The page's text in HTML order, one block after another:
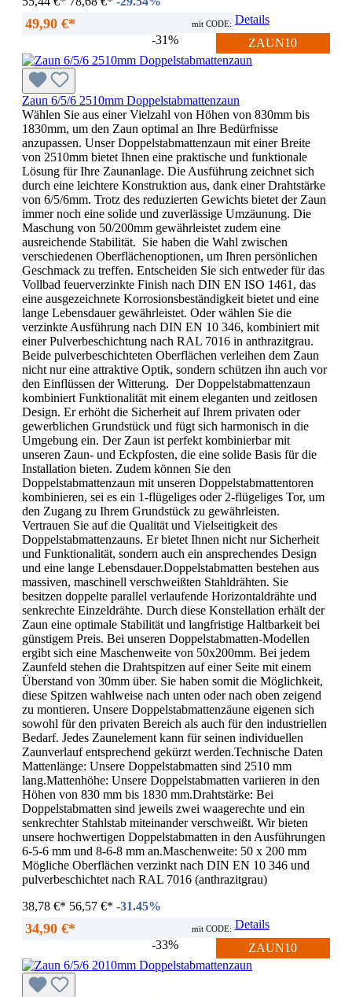
49,90 €* mit CODE:
ZAUN10
Details
-31%
Zaun 6/5/6 2510mm Doppelstabmattenzaun
Wählen Sie aus einer Vielzahl von Höhen von 830mm bis
1830mm, um den Zaun optimal an Ihre Bedürfnisse
anzupassen. Unser Doppelstabmattenzaun mit einer Breite
von 2510mm bietet Ihnen eine praktische und funktionale
Lösung für Ihre Zaunanlage. Die Ausführung zeichnet sich
durch eine leichtere Konstruktion aus, dank einer Drahtstärke
von 6/5/6mm. Trotz des reduzierten Gewichts bietet der Zaun
immer noch eine solide und zuverlässige Umzäunung. Die
Maschung von 50/200mm gewährleistet zudem eine
ausreichende Stabilität. Sie haben die Wahl zwischen
verschiedenen Oberflächenoptionen, um Ihren persönlichen
Geschmack zu treffen. Entscheiden Sie sich entweder für das
Vollbad feuerverzinkte Finish nach DIN EN ISO 1461, das
eine ausgezeichnete Korrosionsbeständigkeit bietet und eine
lange Lebensdauer gewährleistet. Oder wählen Sie die
verzinkte Ausführung nach DIN EN 10 346, kombiniert mit
einer Pulverbeschichtung nach RAL 7016 in anthrazitgrau.
Beide pulverbeschichteten Oberflächen verleihen dem Zaun
nicht nur eine attraktive Optik, sondern schützen ihn auch vor
den Einflüssen der Witterung. Der Doppelstabmattenzaun
kombiniert Funktionalität mit einem eleganten und zeitlosen
Design. Er erhöht die Sicherheit auf Ihrem privaten oder
gewerblichen Grundstück und fügt sich harmonisch in die
Umgebung ein. Der Zaun ist perfekt kombinierbar mit
unseren Zaun- und Eckpfosten, die eine solide Basis für die
Installation bieten. Zudem können Sie den
Doppelstabmattenzaun mit unseren Doppelstabmattentoren
kombinieren, sei es ein 1-flügeliges oder 2-flügeliges Tor, um
den Zugang zu Ihrem Grundstück zu gewährleisten.
Vertrauen Sie auf die Qualität und Vielseitigkeit des
Doppelstabmattenzauns. Er bietet Ihnen nicht nur Sicherheit
und Funktionalität, sondern auch ein ansprechendes Design
und eine lange Lebensdauer.Doppelstabmatten bestehen aus
massiven, maschinell verschweißten Stahldrähten. Sie
besitzen doppelte parallel verlaufende Horizontaldrähte und
senkrechte Einzeldrähte. Durch diese Konstellation erhält der
Zaun eine optimale Stabilität und langfristige Haltbarkeit bei
günstigem Preis. Bei unseren Doppelstabmatten-Modellen
ergibt sich eine Maschenweite von 50x200mm. Bei jedem
Zaunfeld stehen die Drahtspitzen auf einer Seite mit einem
Überstand von 30mm über. Sie haben somit die Möglichkeit,
diese Spitzen wahlweise nach unten oder nach oben zeigend
zu montieren. Unsere Doppelstabmattenzäune eigenen sich
sowohl für den privaten Bereich als auch für den industriellen
Bedarf. Jedes Zaunelement kann für seinen individuellen
Zaunverlauf entsprechend gekürzt werden.Technische Daten
Mattenlänge: Unsere Doppelstabmatten sind 2510 mm
lang.Mattenhöhe: Unsere Doppelstabmatten variieren in den
Höhen von 830 mm bis 1830 mm.Drahtstärke: Bei
Doppelstabmatten sind jeweils zwei waagerechte und ein
senkrechter Stahlstab miteinander verschweißt. Wir bieten
unsere hochwertigen Doppelstabmatten in den Ausführungen
6-5-6 mm und 8-6-8 mm an.Maschenweite: 50 x 200 mm
Mögliche Oberflächen verzinkt nach DIN EN 10 346 und
pulverbeschichtet nach RAL 7016 (anthrazitgrau)
38,78 €* 56,57 €* -31.45%
34,90 €* mit CODE:
ZAUN10
Details
-33%